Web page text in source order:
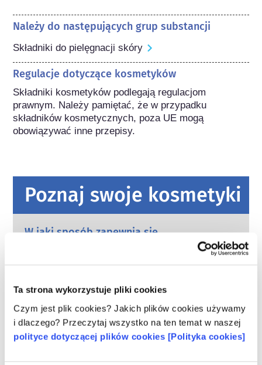
Ta strona wykorzystuje pliki cookies
Czym jest plik cookies? Jakich plików cookies używamy
i dlaczego? Przeczytaj wszystko na ten temat w naszej
polityce dotyczącej plików cookies [Polityka cookies]
Należy do następujących grup substancji
Składniki do pielęgnacji skóry
Regulacje dotyczące kosmetyków
Składniki kosmetyków podlegają regulacjom
prawnym. Należy pamiętać, że w przypadku
składników kosmetycznych, poza UE mogą
obowiązywać inne przepisy.
Poznaj swoje kosmetyki
W jaki sposób zapewnia się
bezpieczeństwo kosmetyków w Europie?
w Unii Europejskiej były bezpieczne. Firmy
oraz krajowe i europejskie organy regulacyjne
wspólnie ponoszą odpowiedzialność za
bezpieczeństwo produktów kosmetycznych.
czytaj więcej
Co należy wiedzieć o substancjach
zaburzających gospodarkę hormonalną
(ED)?